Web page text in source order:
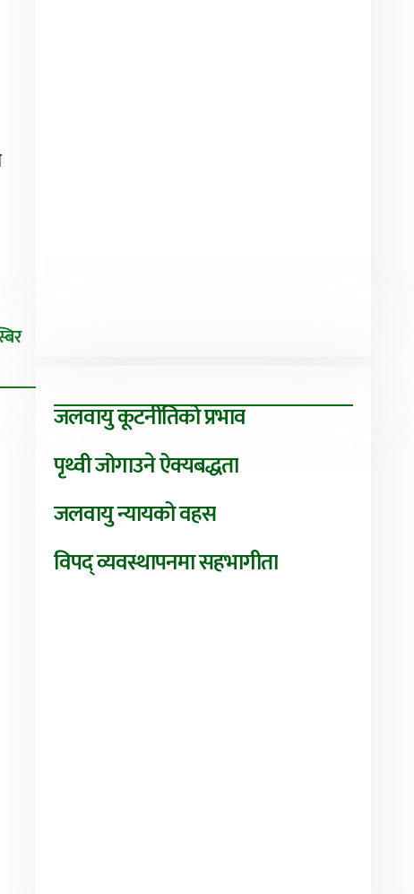
जलवायु कूटनीतिको प्रभाव
पृथ्वी जोगाउने ऐक्यबद्धता
जलवायु न्यायको वहस
विपद् व्यवस्थापनमा सहभागीता